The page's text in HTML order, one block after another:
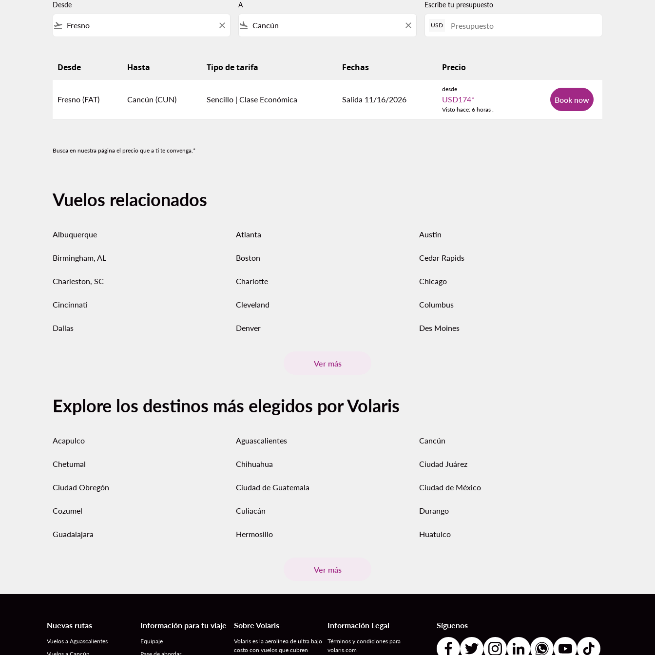
Desde
flight_takeoff close
A
flight_land close
Escribe tu presupuesto
USD
Desde Hasta Tipo de tarifa Fechas Precio
Fresno (FAT) Cancún (CUN) Sencillo | Clase Económica Salida 11/16/2026
desde
USD174*
Visto hace: 6 horas .
Book now
Busca en nuestra página el precio que a ti te convenga.*
Vuelos relacionados
Albuquerque Atlanta Austin
Birmingham, AL Boston Cedar Rapids
Charleston, SC Charlotte Chicago
Cincinnati Cleveland Columbus
Dallas Denver Des Moines
Ver más
Explore los destinos más elegidos por Volaris
Acapulco Aguascalientes Cancún
Chetumal Chihuahua Ciudad Juárez
Ciudad Obregón Ciudad de Guatemala Ciudad de México
Cozumel Culiacán Durango
Guadalajara Hermosillo Huatulco
Ver más
Nuevas rutas
Vuelos a Aguascalientes
Información para tu viaje
Equipaje
Sobre Volaris
Volaris es la aerolínea de ultra bajo
costo con vuelos que cubren
Información Legal
Términos y condiciones para
volaris.com
Síguenos